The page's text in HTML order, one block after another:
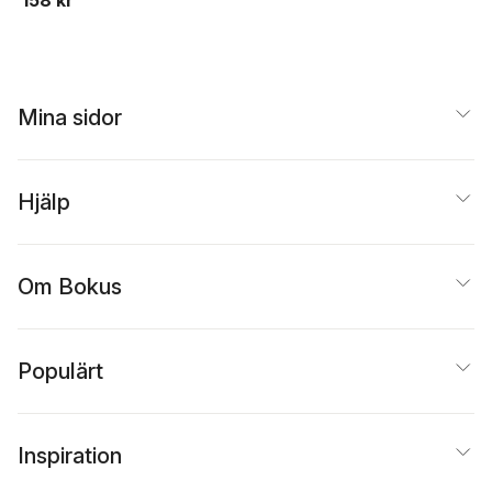
Lenemark,Jerry
Steiner,Marie Öhman
Mina sidor
Hjälp
Om Bokus
Populärt
Inspiration